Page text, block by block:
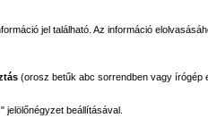
jel található. Az információ
(orosz betűk abc sorrendben vagy írógép
beállításával.